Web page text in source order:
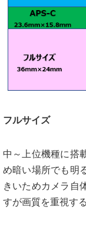
フルサイズ
中～上位機種に搭
め暗い場所でも明
きいためカメラ自
すが画質を重視す